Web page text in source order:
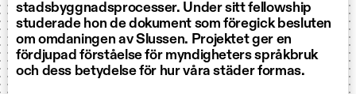
stadsbyggnadsprocesser. Under sitt fellowship
studerade hon de dokument som föregick besluten
om omdaningen av Slussen. Projektet ger en
fördjupad förståelse för myndigheters språkbruk
och dess betydelse för hur våra städer formas.